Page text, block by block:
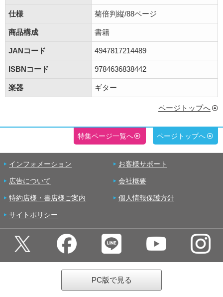
仕様 菊倍判縦/88ページ
商品構成 書籍
JANコード 4947817214489
ISBNコード 9784636838442
楽器 ギター
ページトップへ
特集ページ一覧へ ページトップへ
インフォメーション お客様サポート
広告について 会社概要
特約店様・書店様ご案内 個人情報保護方針
サイトポリシー
PC版で見る